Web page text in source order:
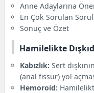
En Çok Sorulan
1. Hamilelikte
2. Dışkıda kan
4. Dışkıda kanı
5. Kanama
gitmeliyim?
Sonuç ve Özet
Anne Adaylarına
En Çok Sorulan
Sonuç ve Özet
Hamilelikte
Kabızlık: Sert
(anal fissür) yol
Hemoroid: